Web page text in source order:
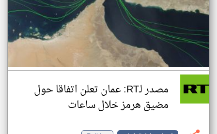
مصدر لـRT: عمان تعلن اتفاقا حول
مضيق هرمز خلال ساعات